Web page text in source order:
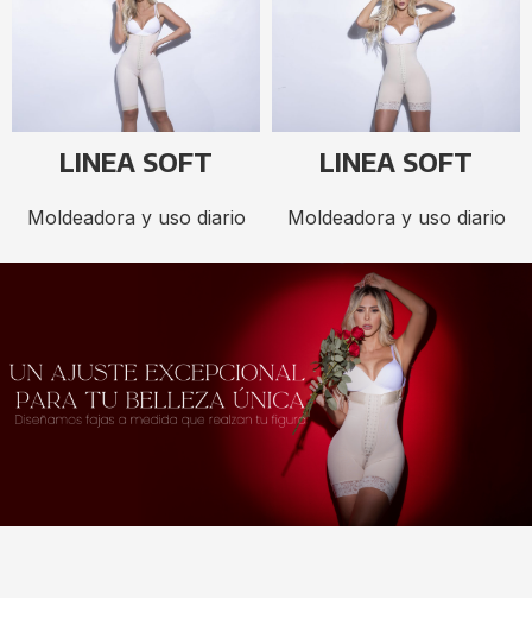
LINEA SOFT
Moldeadora y uso diario
LINEA SOFT
Moldeadora y uso diario